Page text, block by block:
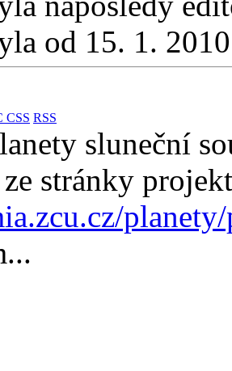
od 15. 1.
CSS RSS
sluneční
stránky